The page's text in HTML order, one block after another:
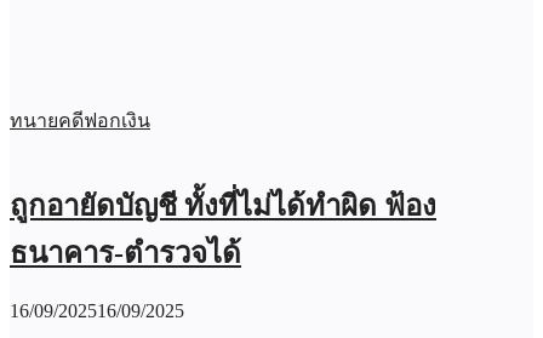
ทนายคดีฟอกเงิน
ถูกอายัดบัญชี ทั้งที่ไม่ได้ทำผิด ฟ้อง
ธนาคาร-ตำรวจได้
16/09/202516/09/2025